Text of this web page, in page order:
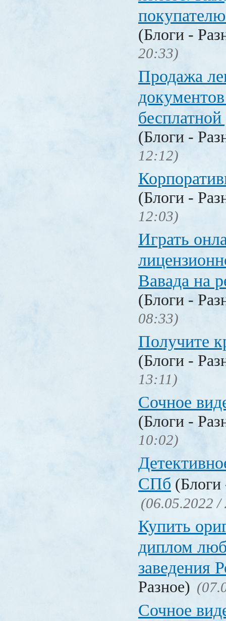
(Блоги -
20:33)
Продажа
(Блоги -
12:12)
(Блоги -
12:03)
Играть
Вавада на
(Блоги -
08:33)
Получите
(Блоги -
13:11)
Сочное
(Блоги -
10:02)
СПб (Блоги
(06.05.2022 /
Купить
диплом
заведения
Разное)
Сочное